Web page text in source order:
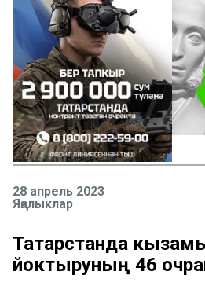
28 апрель 2023
Яңалыклар
Татарстанда
йоктыруның 46